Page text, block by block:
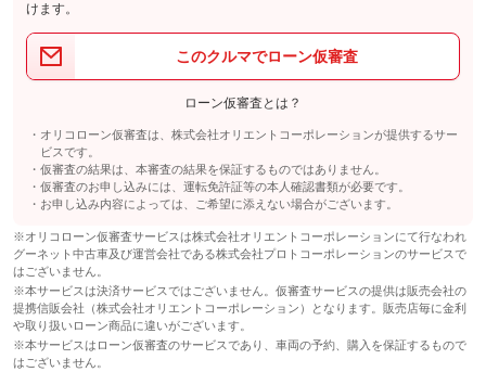
備考
備考
載装置のことです。 事故の際の記録はもちろん、旅行の際の思
パック内容
４桁の数字をお好きな番号に指定できます！誕生日や特別な記念
別感があって愛車のことをさらに好きになれますよ！オススメで
備考
日などあなただけの番号をナンバープレートにしませんか？？特
別感があって愛車のことをさらに好きになれますよ！オススメで
す♪
このパックの見積もり依頼（無料）
けます。
このクルマでローン仮審査
ローン仮審査とは？
オリコローン仮審査は、株式会社オリエントコーポレーションが提供するサー
ビスです。
仮審査の結果は、本審査の結果を保証するものではありません。
仮審査のお申し込みには、運転免許証等の本人確認書類が必要です。
お申し込み内容によっては、ご希望に添えない場合がございます。
※オリコローン仮審査サービスは株式会社オリエントコーポレーションにて行なわれ
グーネット中古車及び運営会社である株式会社プロトコーポレーションのサービスで
はございません。
※本サービスは決済サービスではございません。仮審査サービスの提供は販売会社の
提携信販会社（株式会社オリエントコーポレーション）となります。販売店毎に金利
や取り扱いローン商品に違いがございます。
※本サービスはローン仮審査のサービスであり、車両の予約、購入を保証するもので
はございません。